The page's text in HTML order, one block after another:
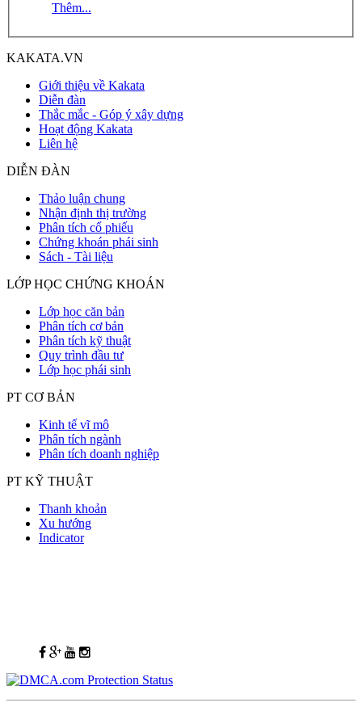
Thêm...
KAKATA.VN
Giới thiệu về Kakata
Diễn đàn
Thắc mắc - Góp ý xây dựng
Hoạt động Kakata
Liên hệ
DIỄN ĐÀN
Thảo luận chung
Nhận định thị trường
Phân tích cổ phiếu
Chứng khoán phái sinh
Sách - Tài liệu
LỚP HỌC CHỨNG KHOÁN
Lớp học căn bản
Phân tích cơ bản
Phân tích kỹ thuật
Quy trình đầu tư
Lớp học phái sinh
PT CƠ BẢN
Kinh tế vĩ mô
Phân tích ngành
Phân tích doanh nghiệp
PT KỸ THUẬT
Thanh khoản
Xu hướng
Indicator